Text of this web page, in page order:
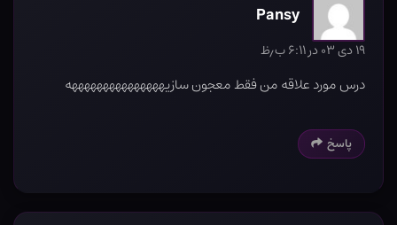
Pansy
۱۹ دی ۰۳ در ۶:۱۱ ب٫ظ
درس مورد علاقه من فقط معجون سازیهههههههههههههههه
پاسخ